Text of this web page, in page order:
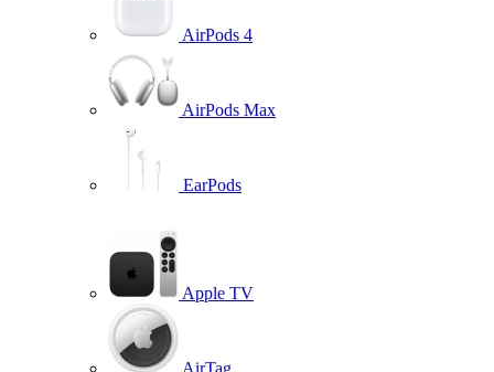
AirPods 4
AirPods Max
EarPods
Apple TV